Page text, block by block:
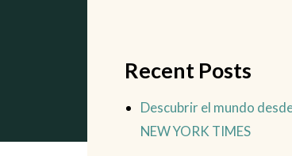
Recent Posts
Descubrir el mundo
NEW YORK TIMES